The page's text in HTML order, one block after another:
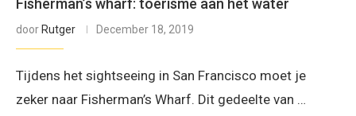
Fisherman’s wharf: toerisme aan het water
door Rutger December 18, 2019
Tijdens het sightseeing in San Francisco moet je
zeker naar Fisherman’s Wharf. Dit gedeelte van …